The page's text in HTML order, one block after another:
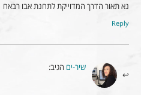
נא תאור הדרך המדוייקת לתחנת אבו רבאח
Reply
שיר-ים הגיב: